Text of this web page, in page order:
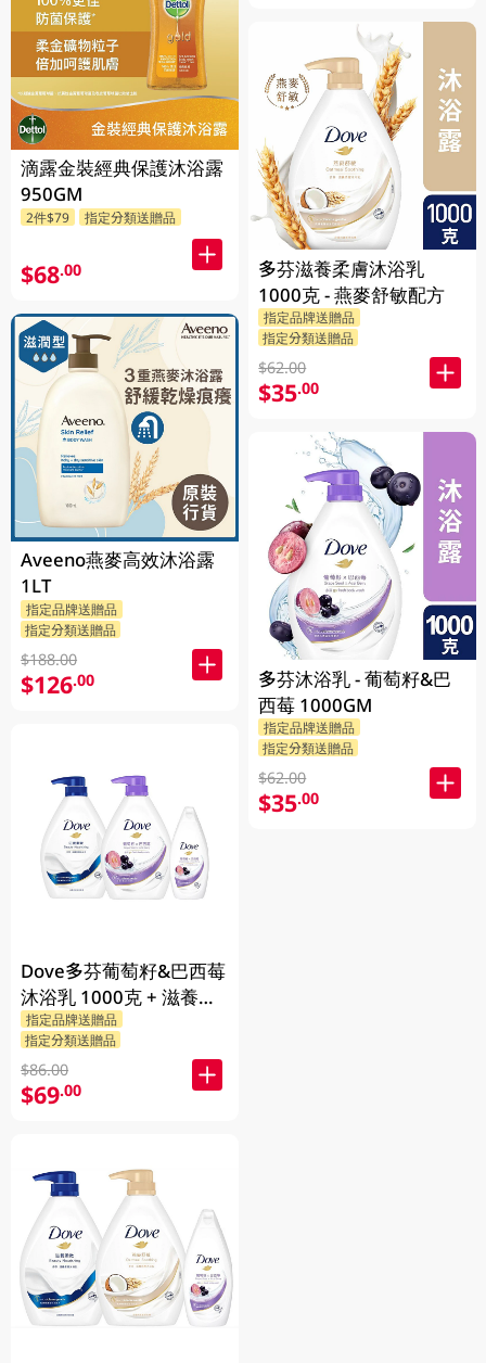
滴露金裝經典保護沐浴露
950GM
2件$79 指定分類送贈品
$68.00
Aveeno燕麥高效沐浴露
1LT
指定品牌送贈品
指定分類送贈品
$188.00
$126.00
Dove多芬葡萄籽&巴西莓
沐浴乳 1000克 + 滋養柔
嫰沐浴乳 1000克 + 隨機
贈品 200克
指定品牌送贈品
指定分類送贈品
$86.00
$69.00
多芬滋養柔膚沐浴乳
1000克 - 燕麥舒敏配方
指定品牌送贈品
指定分類送贈品
$62.00
$35.00
多芬沐浴乳 - 葡萄籽&巴
西莓 1000GM
指定品牌送贈品
指定分類送贈品
$62.00
$35.00